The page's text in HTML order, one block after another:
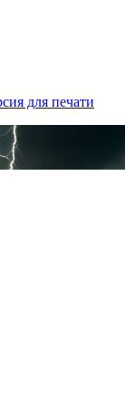
для печати